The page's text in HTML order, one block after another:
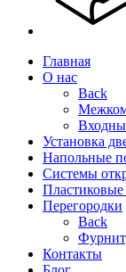
Главная
О нас
Back
Установка
Напольные
Системы
Пластиковые
Перегородки
Back
Контакты